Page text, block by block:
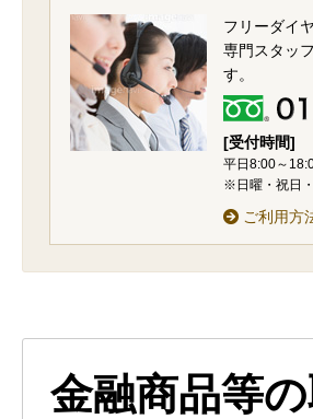
フリーダイ
専門スタッ
す。
[受付時間]
平日8:00～
※日曜・祝日
ご利用方
金融商品等